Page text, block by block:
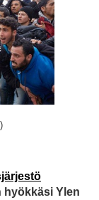
hyökkäsi Ylen